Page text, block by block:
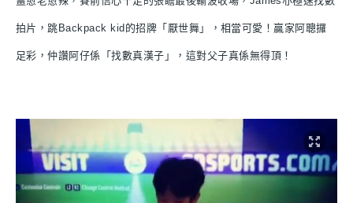
拍片，跳Backpack kid的招牌「厭世舞」，相當可愛！贏家阿聰攞
足彩，仲讚阿仔係「找數真漢子」，這對父子真係無得頂！